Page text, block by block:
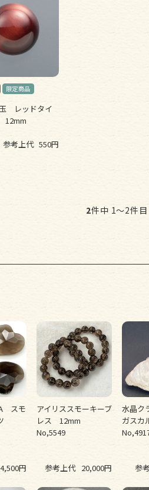
レッドタイ
12mm
参考上代 550円
2件中 1〜2件目
スモ
4,500円
アイリススモーキーブ
レス 12mm
No,5549
参考上代 20,000円
水晶ク
ガス
参